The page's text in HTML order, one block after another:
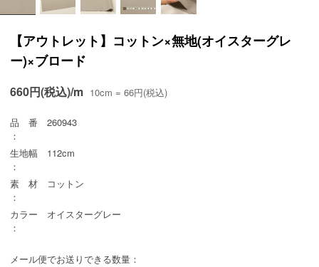
【アウトレット】コットン×無地(オイスターグレ
ー)×ブロード
660円(税込)/m 10cm = 66円(税込)
品 番
：
260943
生地幅
：
112cm
素 材
：
コットン
カラー
：
オイスターグレー
メール便でお送りできる数量：